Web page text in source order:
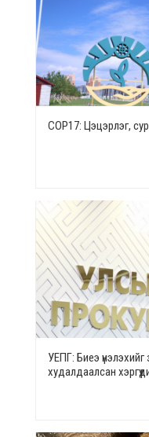
СОР17: Цэцэрлэг,
УЕПГ: Биеэ
худалдаалсан